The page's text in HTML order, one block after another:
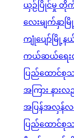
ယှဉ်ပြိုင်မှု
လေးမျက်နှာ
ကျုံပျော်မြို့န
ကယ်ဆယ်ရေး
ပြည်ထောင်စု
အကြား နားလ
အပြန်အလှန်
ပြည်ထောင်စု